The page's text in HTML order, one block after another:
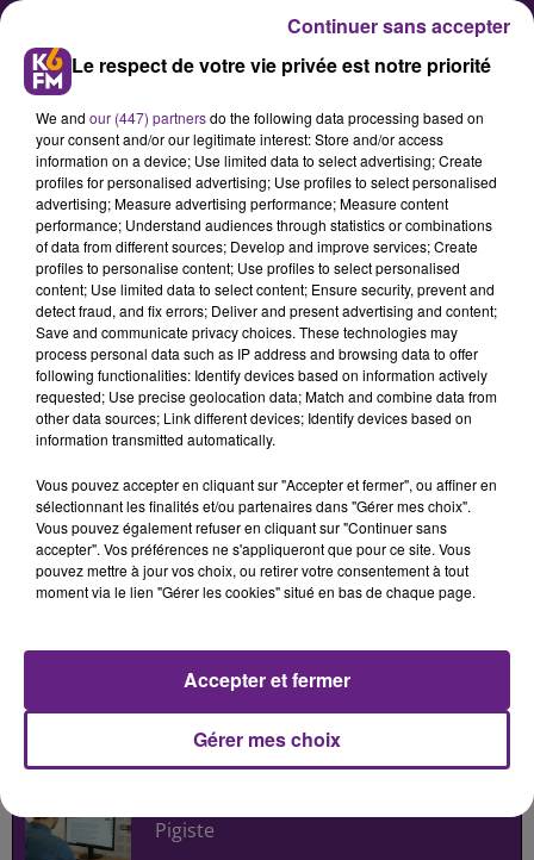
Beaune : l’Hôtel-Dieu se met en
mouvement le temps d’un week-
end inédit
Du 22 au 24 mai, l’Hôtel-Dieu des
Hospices Civils de Beaune
accueillera « L’Hôtel-Dieu en
inédit mêlant sport, culture,
patrimoine et création artistique.
Entre débats autour du film « Ce
qui nous lie », ateliers, visites
est invité à découvrir autrement ce
lieu emblématique de Bourgogne.
Publié : 16 mai 2026 à 15h00 par
Pigiste
Le respect de votre vie privée est notre priorité
We and our (447) partnersdo the following data processing based on
your consent and/or our legitimate interest: Store and/or access
information on a device; Use limited data to select advertising; Create
profiles for personalised advertising; Use profiles to select personalised
advertising; Measure advertising performance; Measure content
performance; Understand audiences through statistics or combinations
of data from different sources; Develop and improve services; Create
profiles to personalise content; Use profiles to select personalised
content; Use limited data to select content; Ensure security, prevent and
detect fraud, and fix errors; Deliver and present advertising and content;
Save and communicate privacy choices. These technologies may
process personal data such as IP address and browsing data to offer
following functionalities: Identify devices based on information actively
requested; Use precise geolocation data; Match and combine data from
other data sources; Link different devices; Identify devices based on
information transmitted automatically.
Vous pouvez accepter en cliquant sur "Accepter et fermer", ou affiner en
sélectionnant les finalités et/ou partenaires dans "Gérer mes choix".
Vous pouvez également refuser en cliquant sur "Continuer sans
accepter". Vos préférences ne s'appliqueront que pour ce site. Vous
pouvez mettre à jour vos choix, ou retirer votre consentement à tout
moment via le lien "Gérer les cookies" situé en bas de chaque page.
Gérer mes choix
Accepter et fermer
Continuer sans accepter